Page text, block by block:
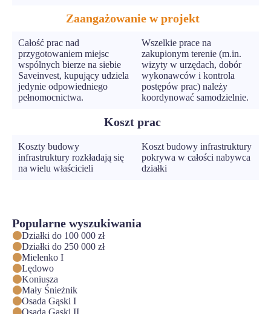
Zaangażowanie w projekt
Całość prac nad
przygotowaniem miejsc
wspólnych bierze na siebie
Saveinvest, kupujący udziela
jedynie odpowiedniego
pełnomocnictwa.
Wszelkie prace na
zakupionym terenie (m.in.
wizyty w urzędach, dobór
wykonawców i kontrola
postępów prac) należy
koordynować samodzielnie.
Koszt prac
Koszty budowy
infrastruktury rozkładają się
na wielu właścicieli
Koszt budowy infrastruktury
pokrywa w całości nabywca
działki
Popularne wyszukiwania
Działki do 100 000 zł
Działki do 250 000 zł
Mielenko I
Lędowo
Koniusza
Mały Śnieżnik
Osada Gąski I